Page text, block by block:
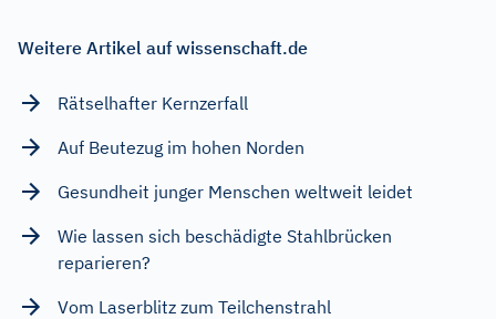
Weitere Artikel auf wissenschaft.de
Rätselhafter Kernzerfall
Auf Beutezug im hohen Norden
Gesundheit junger Menschen weltweit leidet
Wie lassen sich beschädigte Stahlbrücken
reparieren?
Vom Laserblitz zum Teilchenstrahl